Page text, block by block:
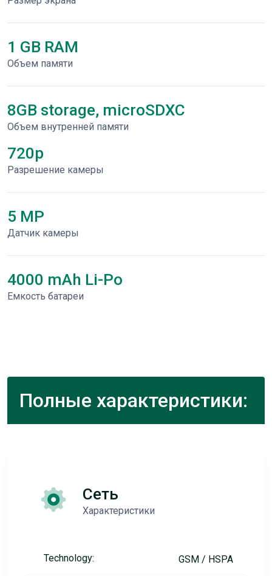
1 GB RAM
Объем памяти
8GB storage, microSDXC
Объем внутренней памяти
720p
Разрешение камеры
5 MP
Датчик камеры
4000 mAh Li-Po
Емкость батареи
Полные характеристики:
Сеть
Характеристики
Technology: GSM / HSPA